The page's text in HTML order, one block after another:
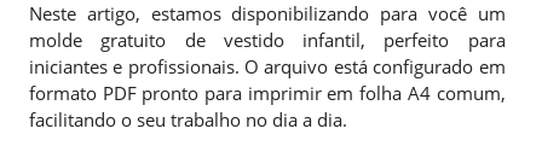
Neste artigo, estamos disponibilizando para você um
molde gratuito de vestido infantil, perfeito para
iniciantes e profissionais. O arquivo está configurado em
formato PDF pronto para imprimir em folha A4 comum,
facilitando o seu trabalho no dia a dia.